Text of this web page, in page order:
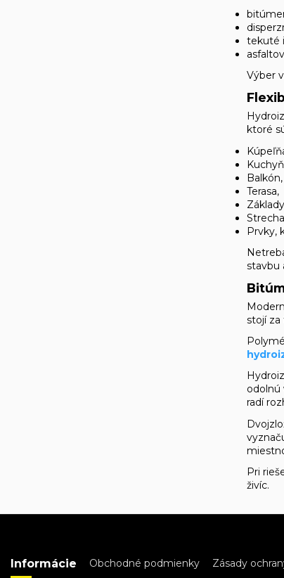
tekuté
Výber
ktoré
Balkón,
Terasa,
Prvky,
stavbu
stojí
odolnú
radí
Pri
živíc.
Informácie Obchodné podmienky Zásady